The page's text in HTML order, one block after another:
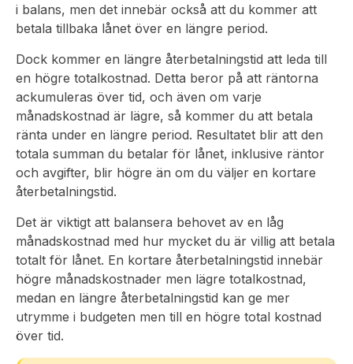
i balans, men det innebär också att du kommer att
betala tillbaka lånet över en längre period.
Dock kommer en längre återbetalningstid att leda till
en högre totalkostnad. Detta beror på att räntorna
ackumuleras över tid, och även om varje
månadskostnad är lägre, så kommer du att betala
ränta under en längre period. Resultatet blir att den
totala summan du betalar för lånet, inklusive räntor
och avgifter, blir högre än om du väljer en kortare
återbetalningstid.
Det är viktigt att balansera behovet av en låg
månadskostnad med hur mycket du är villig att betala
totalt för lånet. En kortare återbetalningstid innebär
högre månadskostnader men lägre totalkostnad,
medan en längre återbetalningstid kan ge mer
utrymme i budgeten men till en högre total kostnad
över tid.